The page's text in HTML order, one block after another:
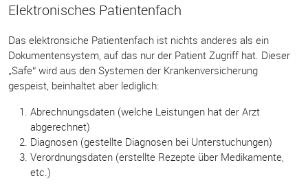
Elektronisches Patientenfach
Das elektronsiche Patientenfach ist nichts anderes als ein
Dokumentensystem, auf das nur der Patient Zugriff hat. Dieser
„Safe“ wird aus den Systemen der Krankenversicherung
gespeist, beinhaltet aber lediglich:
Abrechnungsdaten (welche Leistungen hat der Arzt
abgerechnet)
Diagnosen (gestellte Diagnosen bei Unterstuchungen)
Verordnungsdaten (erstellte Rezepte über Medikamente,
etc.)